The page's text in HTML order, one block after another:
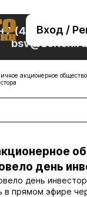
Вход /
+7 (495) 221-
bsv@zolteh.ru
акционерное
день
день
в прямом эфире